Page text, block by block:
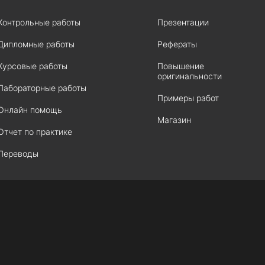
работы
работы
работы
работы
помощь
по практике
Презентации
Рефераты
Повышение
оригинальности
Примеры работ
Магазин